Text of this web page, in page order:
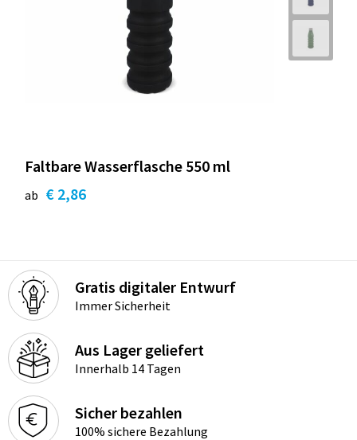
Faltbare Wasserflasche 550 ml
ab € 2,86
Gratis digitaler Entwurf
Immer Sicherheit
Aus Lager geliefert
Innerhalb 14 Tagen
Sicher bezahlen
100% sichere Bezahlung